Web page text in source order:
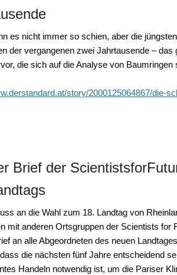
es nicht immer so schien, aber die
der vergangenen zwei Jahrtausende – das
die sich auf die Analyse von Baumringen
story/2000125064867/die-
Brief der
an die Wahl zum 18. Landtag von
mit anderen Ortsgruppen der Scientists for
an alle Abgeordneten des neuen
die nächsten fünf Jahre entscheidend
Handeln notwendig ist, um die Pariser